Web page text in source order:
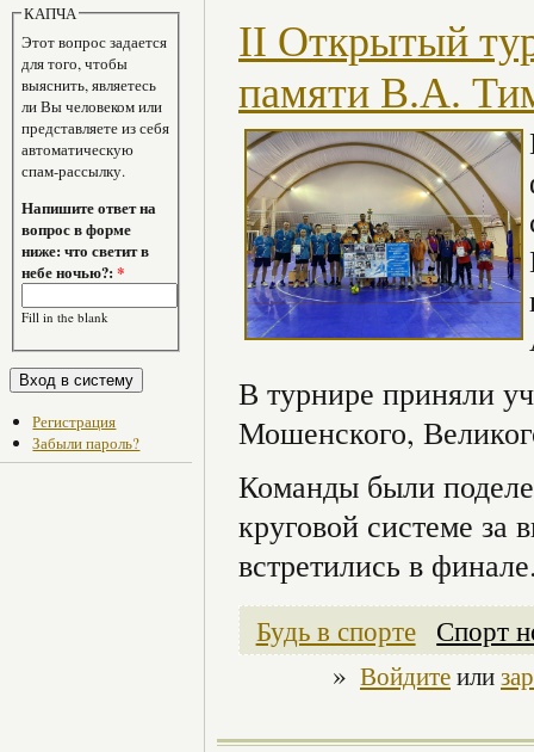
КАПЧА
Этот вопрос задается
для того, чтобы
выяснить, являетесь
ли Вы человеком или
представляете из себя
автоматическую
спам-рассылку.
Напишите ответ на
вопрос в форме
ниже: что светит в
небе ночью?:*
Fill in the blank
Регистрация
Забыли пароль?
II Открытый
памяти В.А.
В турнире приняли
Мошенского,
Команды были
круговой системе
встретились в
Будь в спорте Спорт
» Войдитеили